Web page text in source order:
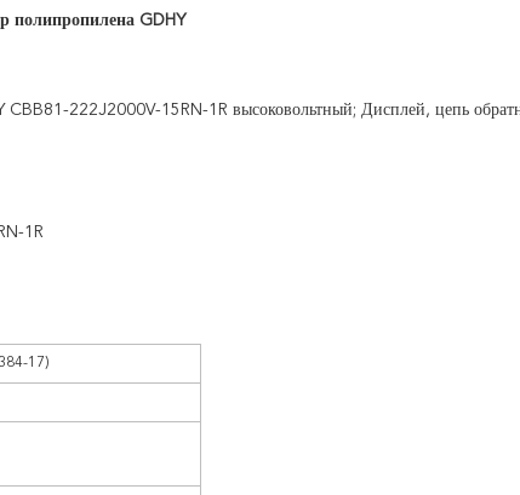
полипропилена GDHY
CBB81-222J2000V-15RN-1R высоковольтный; Дисплей, цепь
1R
17)